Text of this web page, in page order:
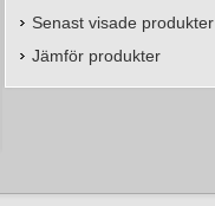
Senast visade produkter
Jämför produkter